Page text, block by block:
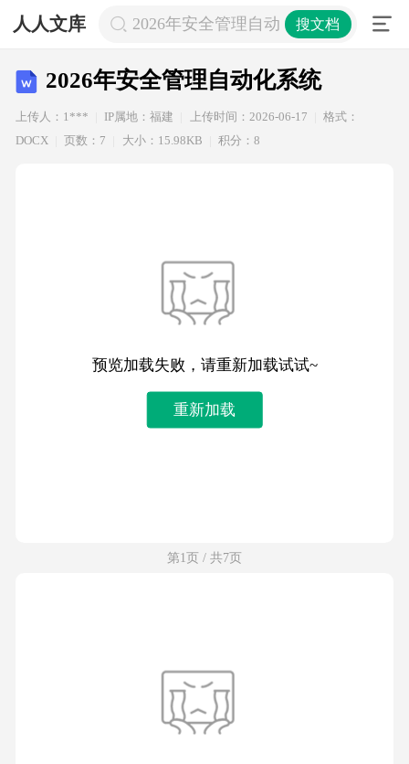
人人文库 2026年安全管理自动化系统
搜文档
2026年安全管理自动化系统
上传人：1*** IP属地：福建 上传时间：2026-06-17
格式：
DOCX
页数：7 大小：15.98KB 积分：8
预览加载失败，请重新加载试试~
重新加载
第1页 / 共7页